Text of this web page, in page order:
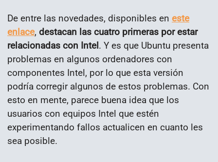
De entre las novedades, disponibles en este
enlace, destacan las cuatro primeras por estar
relacionadas con Intel. Y es que Ubuntu presenta
problemas en algunos ordenadores con
componentes Intel, por lo que esta versión
podría corregir algunos de estos problemas. Con
esto en mente, parece buena idea que los
usuarios con equipos Intel que estén
experimentando fallos actualicen en cuanto les
sea posible.